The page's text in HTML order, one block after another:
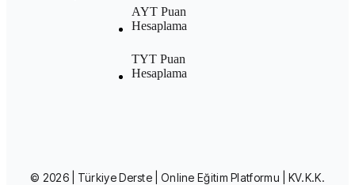
AYT Puan
Hesaplama
TYT Puan
Hesaplama
© 2026 | Türkiye Derste | Online Eğitim Platformu | KV.K.K.